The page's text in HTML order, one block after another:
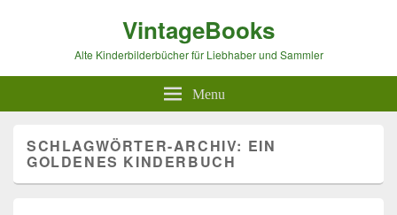
VintageBooks
Alte Kinderbilderbücher für Liebhaber und Sammler
Menu
SCHLAGWÖRTER-ARCHIV: EIN
GOLDENES KINDERBUCH